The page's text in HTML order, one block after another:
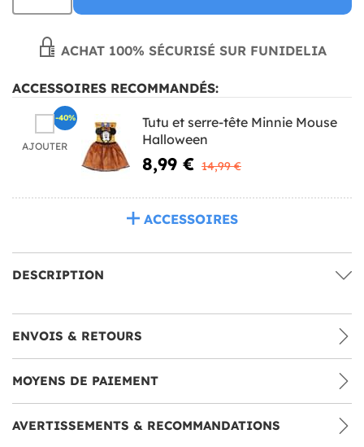
ACHAT 100% SÉCURISÉ SUR FUNIDELIA
ACCESSOIRES RECOMMANDÉS:
AJOUTER
Tutu et serre-tête Minnie Mouse
Halloween
8,99 € 14,99 €
-40%
ACCESSOIRES
DESCRIPTION
ENVOIS & RETOURS
MOYENS DE PAIEMENT
AVERTISSEMENTS & RECOMMANDATIONS